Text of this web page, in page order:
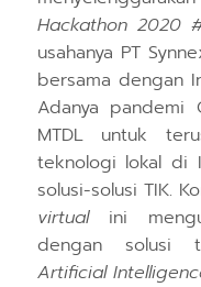
Hackathon 2020
usahanya PT
bersama dengan
Adanya pandemi
MTDL untuk
teknologi lokal di
solusi-solusi TIK.
virtualini
dengan solusi
Artificial